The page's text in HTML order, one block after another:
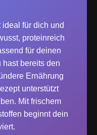
für dich und
proteinreich
für deinen
bereits den
Ernährung
unterstützt
Mit frischem
beginnt dein